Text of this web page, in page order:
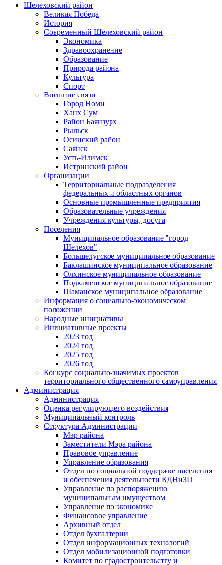
Шелеховский район
Великая Победа
История
Современный Шелеховский район
Экономика
Здравоохранение
Образование
Природа района
Культура
Спорт
Внешние связи
Город Номи
Ханх Сум
Район Баянзурх
Рыльск
Осинский район
Саянск
Усть-Илимск
Истринский район
Организации
Территориальные подразделения
федеральных и областных органов
Основные промышленные предприятия
Образовательные учреждения
Учреждения культуры, досуга
Поселения
Муниципальное образование "город
Шелехов"
Большелугское муниципальное образование
Баклашинское муниципальное образование
Олхинское муниципальное образование
Подкаменское муниципальное образование
Шаманское муниципальное образование
Информация о социально-экономическом
положении
Народные инициативы
Инициативные проекты
2023 год
2024 год
2025 год
2026 год
Конкурс социально-значимых проектов
территориального общественного самоуправления
Администрация
Администрация
Оценка регулирующего воздействия
Муниципальный контроль
Структура Администрации
Мэр района
Заместители Мэра района
Правовое управление
Управление образования
Отдел по социальной поддержке населения
и обеспечения деятельности КДНиЗП
Управление по распоряжению
муниципальным имуществом
Управление по экономике
Финансовое управление
Архивный отдел
Отдел бухгалтерии
Отдел информационных технологий
Отдел мобилизационной подготовки
Комитет по градостроительству и